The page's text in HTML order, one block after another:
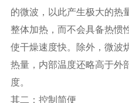
的微波，以此产生极大的热
整体加热，而不会具备热惯
使干燥速度快。除外，微波
热量，内部温度还略高于外
度。
其二：控制简便